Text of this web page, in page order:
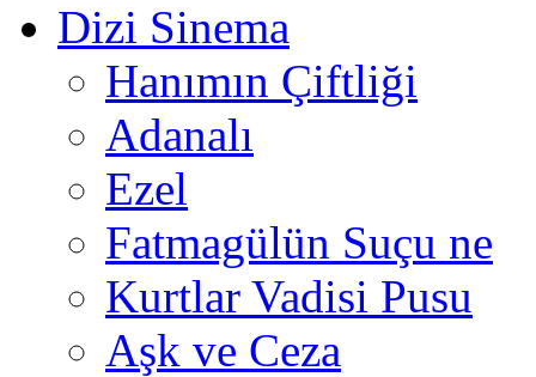
Dizi Sinema
Hanımın Çiftliği
Adanalı
Ezel
Fatmagülün Suçu ne
Kurtlar Vadisi Pusu
Aşk ve Ceza